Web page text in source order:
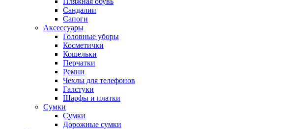
Сандалии
Сапоги
Аксессуары
Головные уборы
Косметички
Кошельки
Перчатки
Ремни
Чехлы для телефонов
Галстуки
Шарфы и платки
Сумки
Сумки
Дорожные сумки